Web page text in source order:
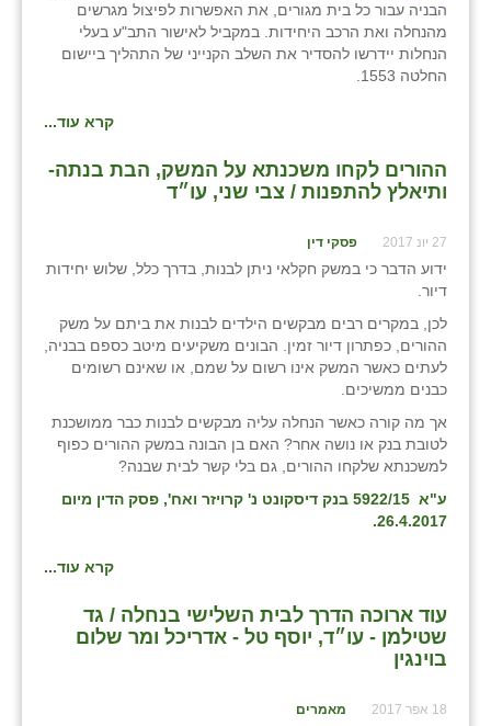
הבניה עבור כל בית מגורים, את האפשרות לפיצול מגרשים
מהנחלה ואת הרכב היחידות. במקביל לאישור התב"ע בעלי
הנחלות יידרשו להסדיר את השלב הקנייני של התהליך ביישום
החלטה 1553.
קרא עוד...
ההורים לקחו משכנתא על המשק, הבת בנתה-
ותיאלץ להתפנות / צבי שני, עו״ד
27 יונ 2017 פסקי דין
ידוע הדבר כי במשק חקלאי ניתן לבנות, בדרך כלל, שלוש יחידות
דיור.
לכן, במקרים רבים מבקשים הילדים לבנות את ביתם על משק
ההורים, כפתרון דיור זמין. הבונים משקיעים מיטב כספם בבניה,
לעתים כאשר המשק אינו רשום על שמם, או שאינם רשומים
כבנים ממשיכים.
אך מה קורה כאשר הנחלה עליה מבקשים לבנות כבר ממושכנת
לטובת בנק או נושה אחר? האם בן הבונה במשק ההורים כפוף
למשכנתא שלקחו ההורים, גם בלי קשר לבית שבנה?
ע"א 5922/15 בנק דיסקונט נ' קרויזר ואח', פסק הדין מיום
26.4.2017.
קרא עוד...
עוד ארוכה הדרך לבית השלישי בנחלה / גד
שטילמן - עו״ד, יוסף טל - אדריכל ומר שלום
בוינגין
18 אפר 2017 מאמרים
הדר עם
חבצלת השרון
יבול (מורג)
יקנעם
כליל
יד השמונה
כפר אביב
כפר ביאליק
כפר הרי״ף
כפר מישר
כפר סבא (אגרא)